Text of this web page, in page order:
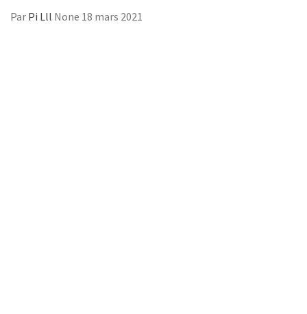
Par Pi Lll None 18 mars 2021